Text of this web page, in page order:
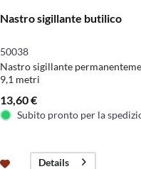
Nastro sigillante butilico
50038
Nastro sigillante
9,1 metri
13,60 €
Subito pronto per la
Details